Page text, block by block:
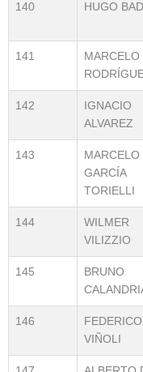
140 HUGO
141
MARCELO
142
IGNACIO
ALVAREZ
143
MARCELO
GARCÍA
TORIELLI
144
WILMER
VILIZZIO
145
BRUNO
146
FEDERICO
VIÑOLI